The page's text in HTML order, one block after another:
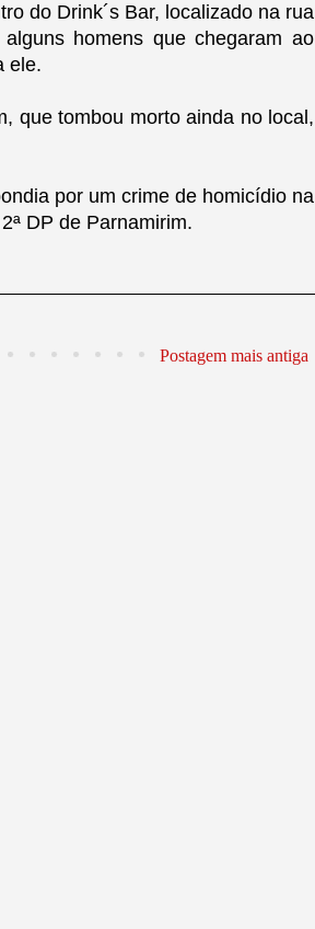
do Drink´s Bar, localizado na rua
homens que chegaram ao
ele.
que tombou morto ainda no local,
por um crime de homicídio na
DP de Parnamirim.
Postagem mais antiga